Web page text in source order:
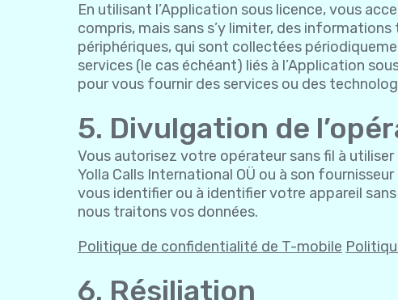
En utilisant l’Application sous licence, vous
compris, mais sans s’y limiter, des
périphériques, qui sont collectées
services (le cas échéant) liés à l’Application
pour vous fournir des services ou des
5. Divulgation de
Vous autorisez votre opérateur sans fil à
Yolla Calls International OÜ ou à son
vous identifier ou à identifier votre appareil
nous traitons vos données.
Politique de confidentialité de T-mobile
6. Résiliation